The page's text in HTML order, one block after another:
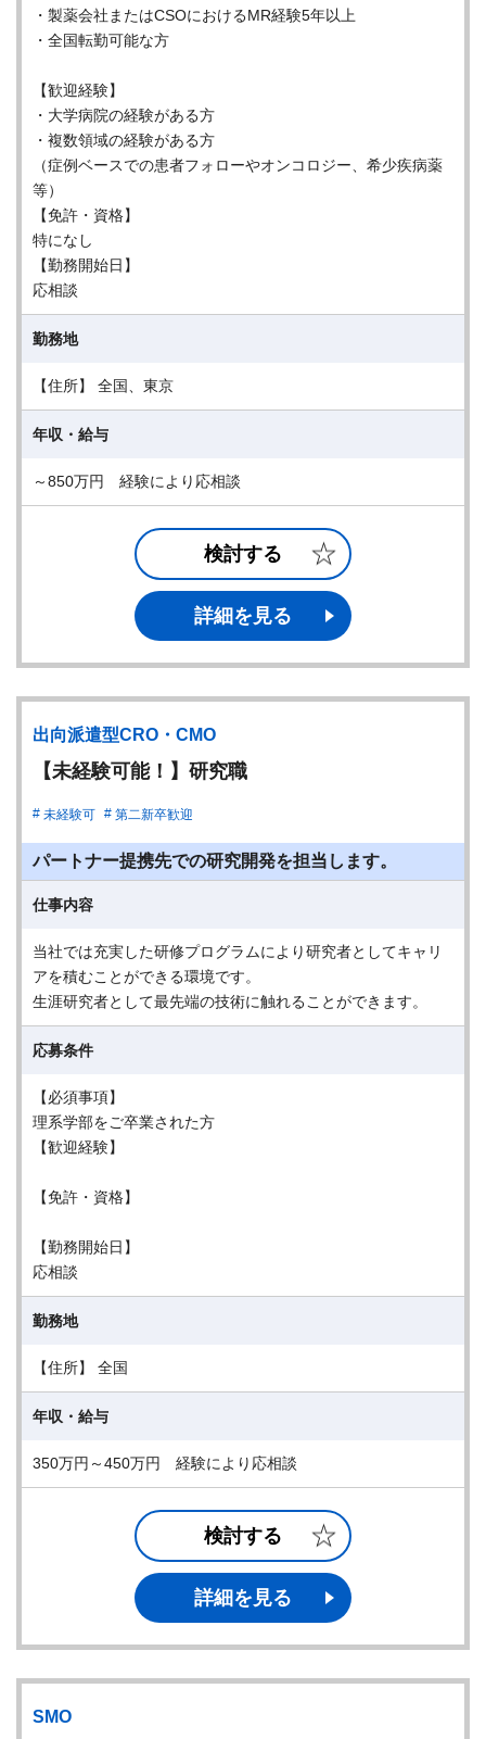
・製薬会社またはCSOにおけるMR経験5年以上
・全国転勤可能な方
【歓迎経験】
・大学病院の経験がある方
・複数領域の経験がある方
（症例ベースでの患者フォローやオンコロジー、希少疾病薬
等）
【免許・資格】
特になし
【勤務開始日】
応相談
勤務地
【住所】 全国、東京
年収・給与
～850万円 経験により応相談
検討する
詳細を見る
出向派遣型CRO・CMO
【未経験可能！】研究職
未経験可 第二新卒歓迎
パートナー提携先での研究開発を担当します。
仕事内容
当社では充実した研修プログラムにより研究者としてキャリ
アを積むことができる環境です。
生涯研究者として最先端の技術に触れることができます。
応募条件
【必須事項】
理系学部をご卒業された方
【歓迎経験】
【免許・資格】
【勤務開始日】
応相談
勤務地
【住所】 全国
年収・給与
350万円～450万円 経験により応相談
検討する
詳細を見る
SMO